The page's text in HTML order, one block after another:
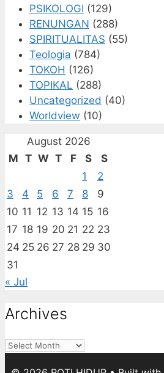
PSIKOLOGI (129)
RENUNGAN (288)
SPIRITUALITAS (55)
Teologia (784)
TOKOH (126)
TOPIKAL (288)
Uncategorized (40)
Worldview (10)
August 2026
M T W T F S
S
1
2
3
4 5 6 7 8
9
10 11 12 13 14 15 16
17 18 19 20 21 22 23
24 25 26 27 28 29 30
31
« Jul
Archives
Archives